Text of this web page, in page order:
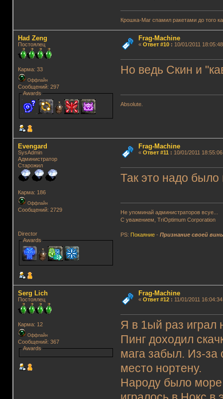
Крошка-Маг спамил ракетами до того
Had Zeng
Постоялец
Карма: 33
Оффлайн
Сообщений: 297
Awards
Frag-Machine
« Ответ #10: 10/01/2011
Но ведь Скин и
Absolute.
Evengard
SysAdmin
Администратор
Старожил
Карма: 186
Оффлайн
Сообщений: 2729
Director
Awards
Frag-Machine
« Ответ #11 : 10/01/2011
Так это надо было
Не упоминай администраторов всуе...
С уважением, TriOptimum Corporation
PS: Покаяние -Признание своей
Serg Lich
Постоялец
Карма: 12
Оффлайн
Сообщений: 367
Awards
Frag-Machine
« Ответ #12: 11/01/2011
Я в 1ый раз играл
Пинг доходил
мага забыл. Из-за
место нортену.
Народу было море